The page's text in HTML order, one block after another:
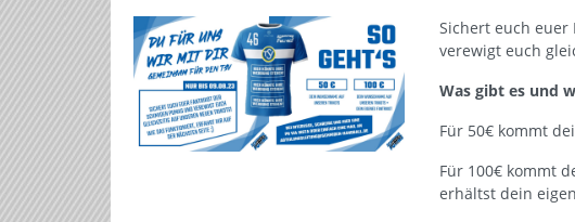
Sichert euch euer
verewigt euch
Was gibt es und
Für 50€ kommt
Für 100€ kommt
erhältst dein